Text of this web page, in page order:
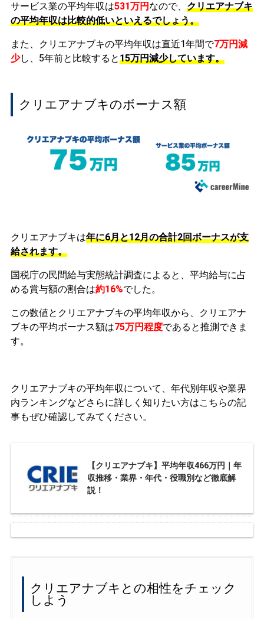
サービス業の平均年収は531万円 なので、 クリエアナブキ
の平均年収は比較的低いといえるでしょう。
また、クリエアナブキの平均年収は直近1年間で7万円減
少し、5年前と比較すると15万円減少しています。
クリエアナブキのボーナス額
クリエアナブキは年に6月と12月の合計2回ボーナスが支
給されます。
国税庁の民間給与実態統計調査によると、平均給与に占
める賞与額の割合は約16%でした。
この数値とクリエアナブキの平均年収から、クリエアナ
ブキの平均ボーナス額は75万円程度であると推測できま
す。
クリエアナブキの平均年収について、年代別年収や業界
内ランキングなどさらに詳しく知りたい方はこちらの記
事もぜひ確認してみてください。
【クリエアナブキ】平均年収466万円｜年
収推移・業界・年代・役職別など徹底解
説！
クリエアナブキとの相性をチェック
しよう